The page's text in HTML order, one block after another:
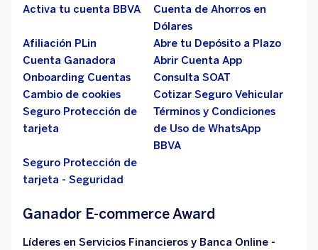
Activa tu cuenta BBVA
Cuenta de Ahorros en
Dólares
Afiliación PLin
Abre tu Depósito a Plazo
Cuenta Ganadora
Abrir Cuenta App
Onboarding Cuentas
Consulta SOAT
Cambio de cookies
Cotizar Seguro Vehicular
Seguro Protección de
tarjeta
Términos y Condiciones
de Uso de WhatsApp
BBVA
Seguro Protección de
tarjeta - Seguridad
Ganador E-commerce Award
Líderes en Servicios Financieros y Banca Online -